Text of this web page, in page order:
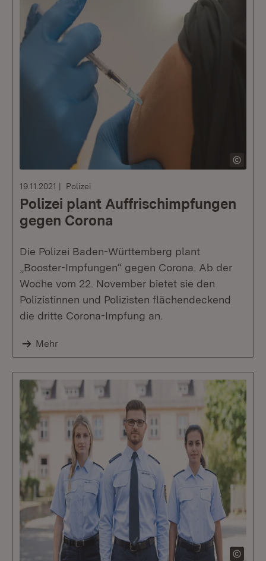
19.11.2021 Polizei
Polizei plant Auffrischimpfungen
gegen Corona
Die Polizei Baden-Württemberg plant
„Booster-Impfungen“ gegen Corona. Ab der
Woche vom 22. November bietet sie den
Polizistinnen und Polizisten flächendeckend
die dritte Corona-Impfung an.
Mehr